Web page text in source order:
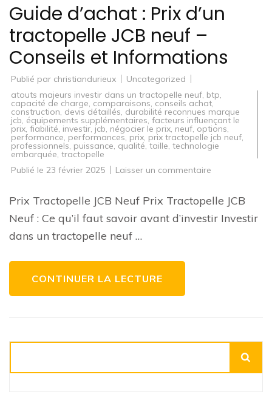
Guide d’achat : Prix d’un
tractopelle JCB neuf –
Conseils et Informations
Publié par christiandurieux
Uncategorized
atouts majeurs investir dans un tractopelle neuf btp
capacité de charge comparaisons conseils achat
construction devis détaillés durabilité reconnues marque
jcb équipements supplémentaires facteurs influençant le
prix fiabilité investir, jcb négocier le prix neuf options
performance performances prix prix tractopelle jcb neuf
professionnels puissance qualité ,taille technologie
embarquée tractopelle
Publié le 23 février 2025 Laisser un commentaire
Prix
tractopelle
Prix Tractopelle JCB Neuf Prix Tractopelle JCB
Neuf : Ce qu’il faut savoir avant d’investir Investir
dans un tractopelle neuf …
CONTINUER LA LECTURE